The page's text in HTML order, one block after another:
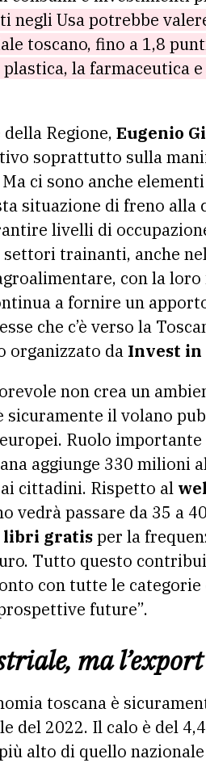
Usa potrebbe
toscano, fino a 1,8
la farmaceutica
Regione, Eugenio
soprattutto sulla
ci sono anche
situazione di freno alla
livelli di
trainanti, anche
con la
a fornire un
che c’è verso la
organizzato da Invest in
non crea un
il volano
Ruolo importante
aggiunge 330 milioni
cittadini. Rispetto al
vedrà passare da 35 a
libri gratisper la
Tutto questo
con tutte le
future”.
ma
toscana è
2022. Il calo è del
alto di quello